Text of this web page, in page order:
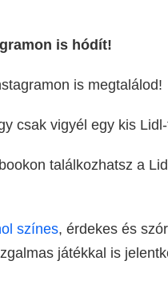
is hódít!
is megtalálod!
csak vigyél egy kis
találkozhatsz a
színes, érdekes és
játékkal is